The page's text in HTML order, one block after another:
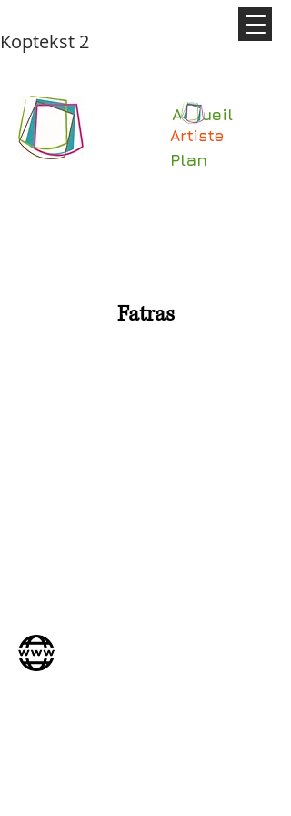
Koptekst 2
Accueil
Artiste
Plan
Fatras